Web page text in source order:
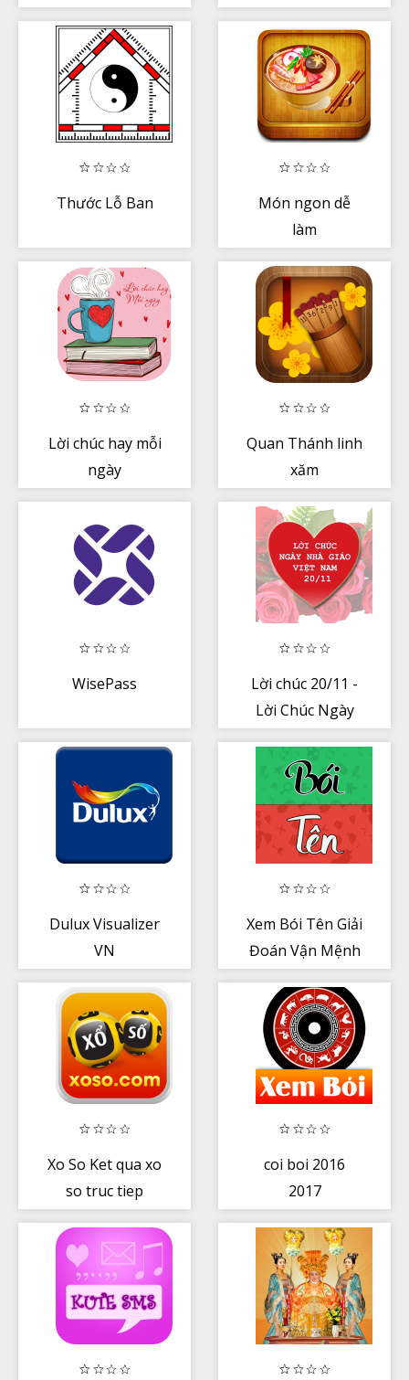
Việt
Thước Lỗ Ban
Món ngon dễ
làm
Lời chúc hay mỗi
ngày
Quan Thánh linh
xăm
WisePass
Lời chúc 20/11 -
Lời Chúc Ngày
Nam
Dulux Visualizer
VN
Xem Bói Tên Giải
Đoán Vận Mệnh
Xo So Ket qua xo
so truc tiep
coi boi 2016
2017